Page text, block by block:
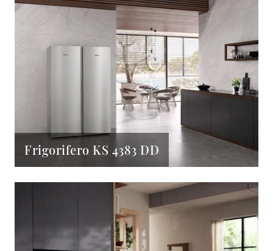
Frigorifero KS 4383 DD